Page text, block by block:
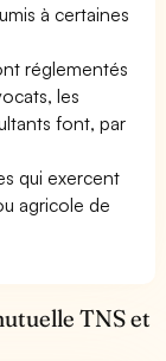
à certaines
réglementés
les
font, par
qui exercent
agricole de
TNS et